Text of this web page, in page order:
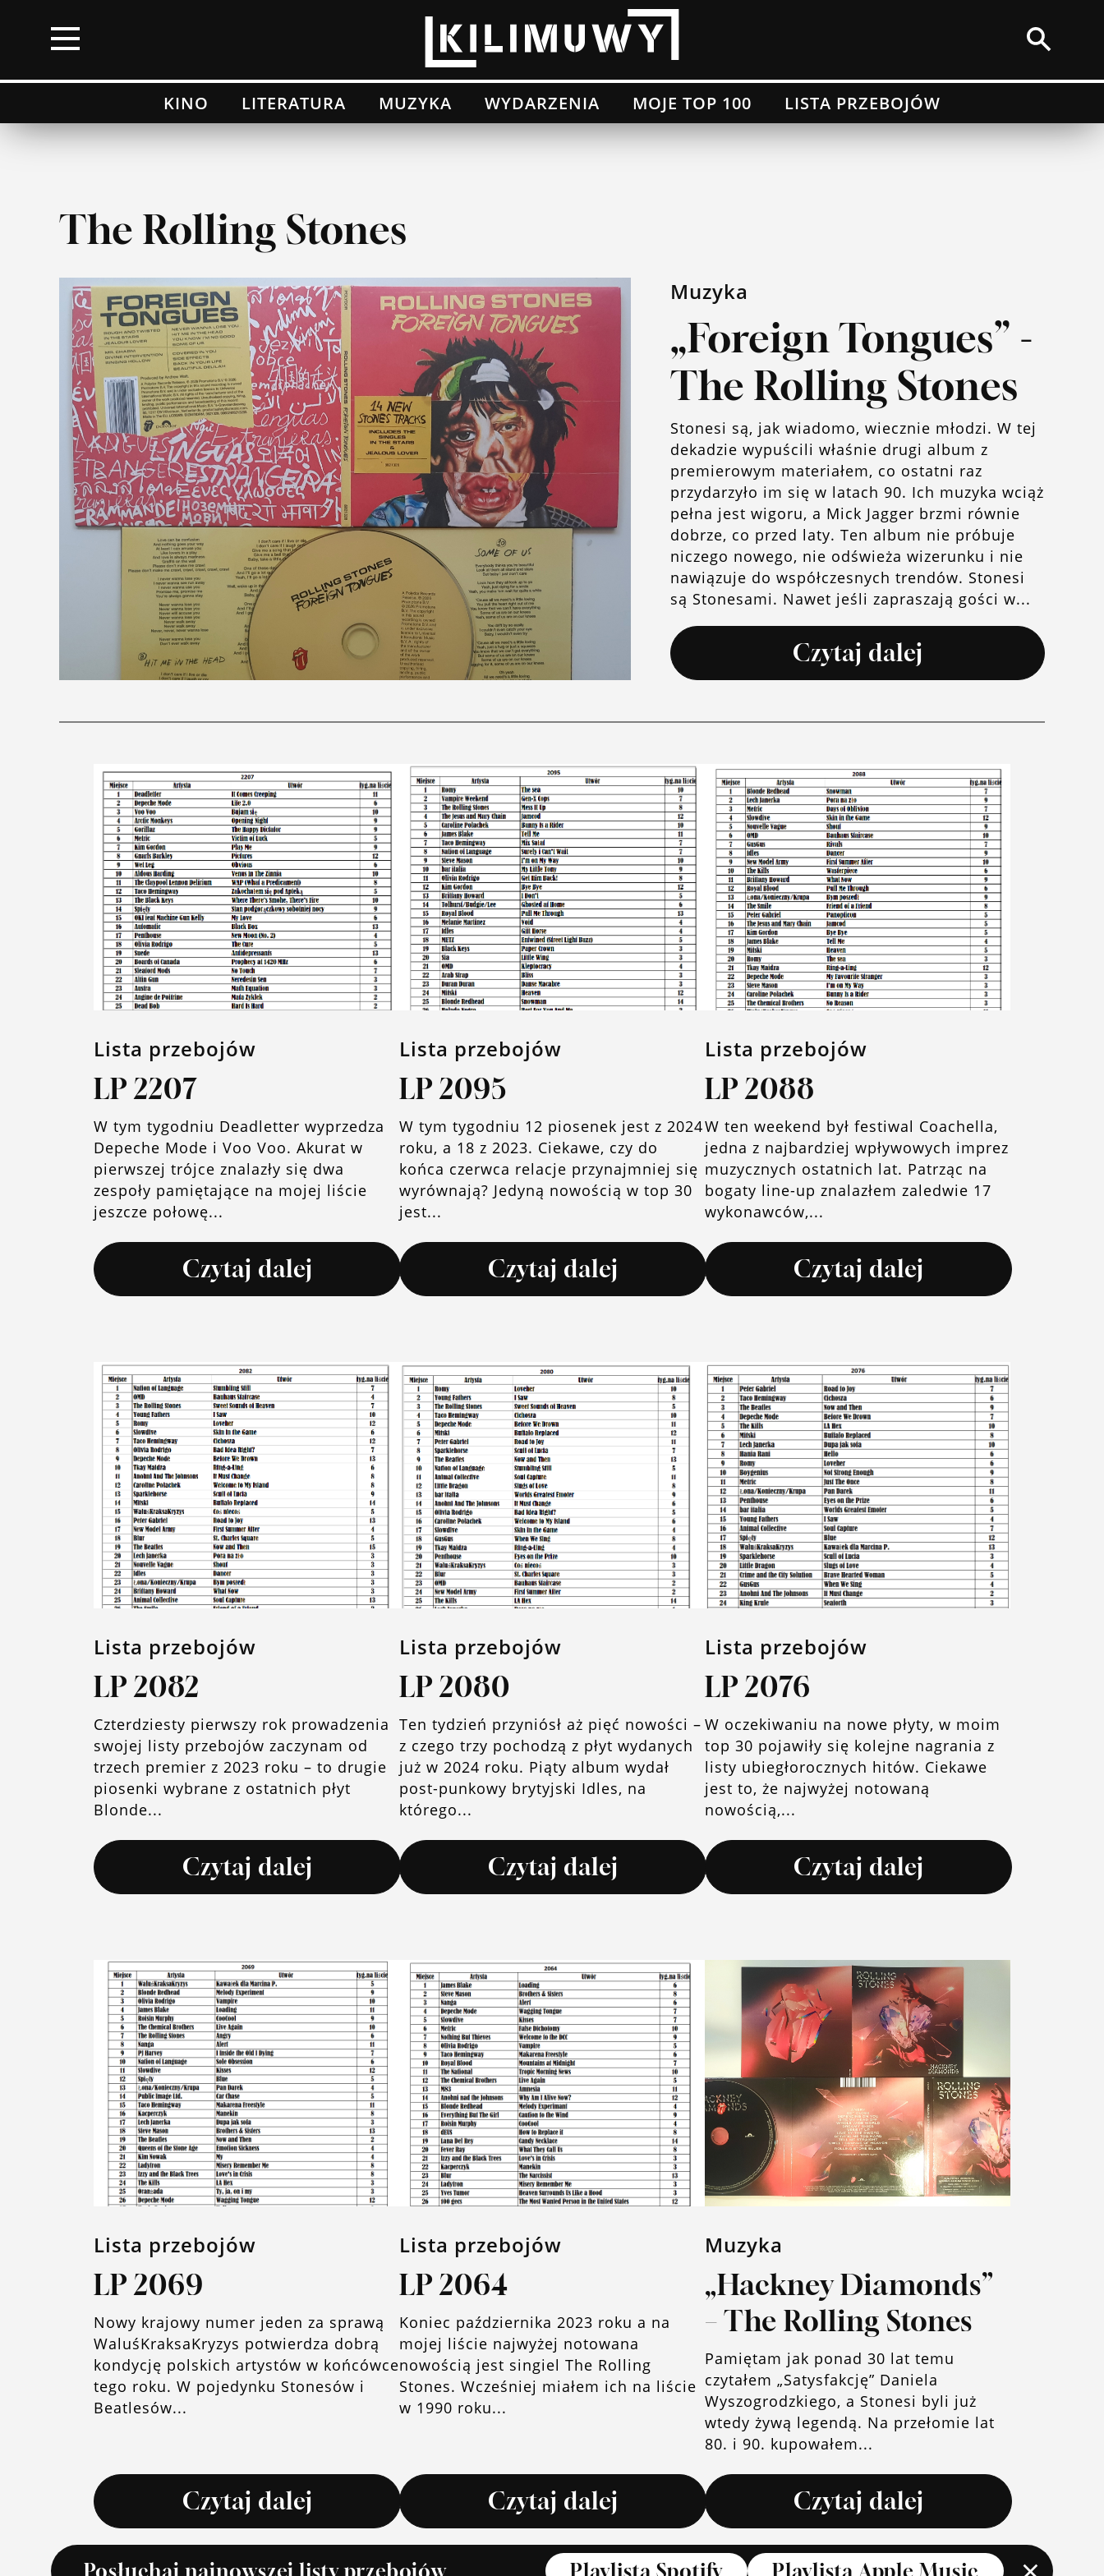
The Rolling Stones
Muzyka
„Foreign Tongues” -
The Rolling Stones
Stonesi są, jak wiadomo, wiecznie młodzi. W tej
dekadzie wypuścili właśnie drugi album z
premierowym materiałem, co ostatni raz
przydarzyło im się w latach 90. Ich muzyka wciąż
pełna jest wigoru, a Mick Jagger brzmi równie
dobrze, co przed laty. Ten album nie próbuje
niczego nowego, nie odświeża wizerunku i nie
nawiązuje do współczesnych trendów. Stonesi
są Stonesami. Nawet jeśli zapraszają gości w...
Czytaj dalej
Lista przebojów
LP 2207
W tym tygodniu Deadletter wyprzedza
Depeche Mode i Voo Voo. Akurat w
pierwszej trójce znalazły się dwa
zespoły pamiętające na mojej liście
jeszcze połowę...
Czytaj dalej
Lista przebojów
LP 2095
W tym tygodniu 12 piosenek jest z 2024
roku, a 18 z 2023. Ciekawe, czy do
końca czerwca relacje przynajmniej się
wyrównają? Jedyną nowością w top 30
jest...
Czytaj dalej
Lista przebojów
LP 2088
W ten weekend był festiwal Coachella,
jedna z najbardziej wpływowych imprez
muzycznych ostatnich lat. Patrząc na
bogaty line-up znalazłem zaledwie 17
wykonawców,...
Czytaj dalej
Lista przebojów
LP 2082
Czterdziesty pierwszy rok prowadzenia
swojej listy przebojów zaczynam od
trzech premier z 2023 roku – to drugie
piosenki wybrane z ostatnich płyt
Blonde...
Czytaj dalej
Lista przebojów
LP 2080
Ten tydzień przyniósł aż pięć nowości –
z czego trzy pochodzą z płyt wydanych
już w 2024 roku. Piąty album wydał
post-punkowy brytyjski Idles, na
którego...
Czytaj dalej
Lista przebojów
LP 2076
W oczekiwaniu na nowe płyty, w moim
top 30 pojawiły się kolejne nagrania z
listy ubiegłorocznych hitów. Ciekawe
jest to, że najwyżej notowaną
nowością,...
Czytaj dalej
Lista przebojów
LP 2069
Nowy krajowy numer jeden za sprawą
WaluśKraksaKryzys potwierdza dobrą
kondycję polskich artystów w końcówce
tego roku. W pojedynku Stonesów i
Beatlesów...
Czytaj dalej
Lista przebojów
LP 2064
Koniec października 2023 roku a na
mojej liście najwyżej notowana
nowością jest singiel The Rolling
Stones. Wcześniej miałem ich na liście
w 1990 roku...
Czytaj dalej
Muzyka
„Hackney Diamonds”
– The Rolling Stones
Pamiętam jak ponad 30 lat temu
czytałem „Satysfakcję” Daniela
Wyszogrodzkiego, a Stonesi byli już
wtedy żywą legendą. Na przełomie lat
80. i 90. kupowałem...
Czytaj dalej
Posłuchaj najnowszej listy przebojów Playlista Spotify Playlista Apple Music
×
KINO LITERATURA MUZYKA WYDARZENIA MOJE TOP 100 LISTA PRZEBOJÓW
Muzyka
Wydarzenia
Moje top 100
Lista przebojów
O blogu